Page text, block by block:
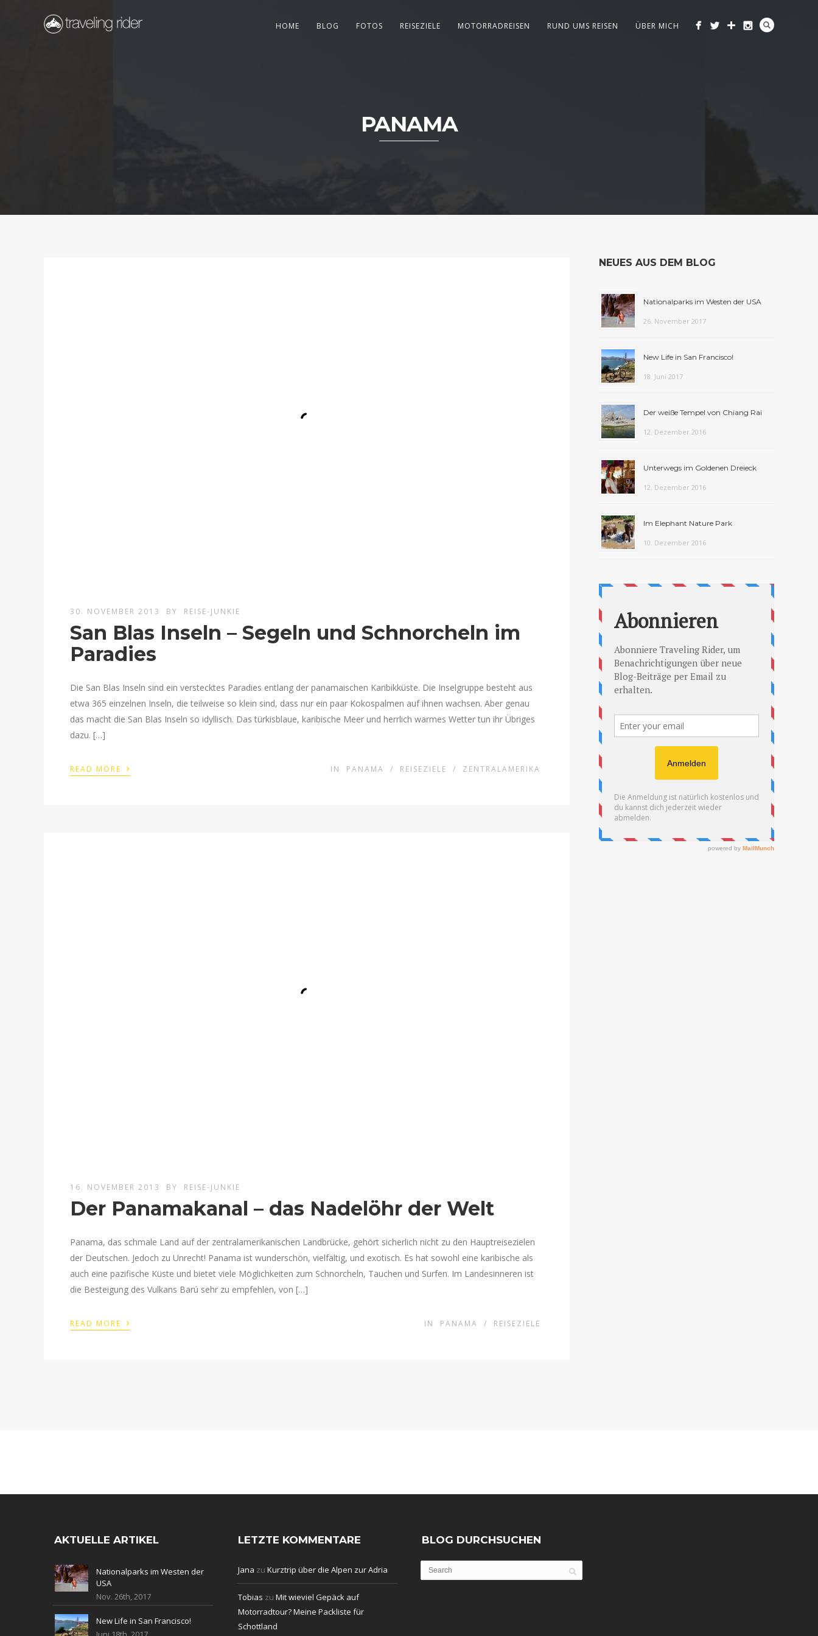
HOME BLOG FOTOS REISEZIELE MOTORRADREISEN RUND UMS REISEN ÜBER MICH
PANAMA
30. NOVEMBER 2013 BY REISE-JUNKIE
San Blas Inseln – Segeln und Schnorcheln im
Paradies
Die San Blas Inseln sind ein verstecktes Paradies entlang der panamaischen Karibikküste. Die Inselgruppe besteht aus
etwa 365 einzelnen Inseln, die teilweise so klein sind, dass nur ein paar Kokospalmen auf ihnen wachsen. Aber genau
das macht die San Blas Inseln so idyllisch. Das türkisblaue, karibische Meer und herrlich warmes Wetter tun ihr Übriges
dazu. […]
READ MORE › IN PANAMA / REISEZIELE / ZENTRALAMERIKA
16. NOVEMBER 2013 BY REISE-JUNKIE
Der Panamakanal – das Nadelöhr der Welt
Panama, das schmale Land auf der zentralamerikanischen Landbrücke, gehört sicherlich nicht zu den Hauptreisezielen
der Deutschen. Jedoch zu Unrecht! Panama ist wunderschön, vielfältig, und exotisch. Es hat sowohl eine karibische als
auch eine pazifische Küste und bietet viele Möglichkeiten zum Schnorcheln, Tauchen und Surfen. Im Landesinneren ist
die Besteigung des Vulkans Barú sehr zu empfehlen, von […]
READ MORE › IN PANAMA / REISEZIELE
NEUES AUS DEM BLOG
Nationalparks im Westen der USA
26. November 2017
New Life in San Francisco!
18. Juni 2017
Der weiße Tempel von Chiang Rai
12. Dezember 2016
Unterwegs im Goldenen Dreieck
12. Dezember 2016
Im Elephant Nature Park
10. Dezember 2016
AKTUELLE ARTIKEL
Nationalparks im Westen der
USA
Nov. 26th, 2017
New Life in San Francisco!
LETZTE KOMMENTARE
Jana zu Kurztrip über die Alpen zur Adria
Tobias zu Mit wieviel Gepäck auf
Motorradtour? Meine Packliste für
Schottland
BLOG DURCHSUCHEN